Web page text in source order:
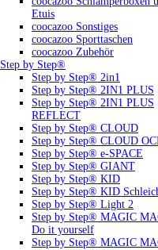
Etuis
coocazoo Sonstiges
coocazoo Sporttaschen
coocazoo Zubehör
Step by Step®
Step by Step® 2in1
Step by Step® 2IN1 PLUS
Step by Step® 2IN1 PLUS
REFLECT
Step by Step® CLOUD
Step by Step® CLOUD
Step by Step® e-SPACE
Step by Step® GIANT
Step by Step® KID
Step by Step® KID
Step by Step® Light 2
Step by Step® MAGIC
Do it yourself
Step by Step® MAGIC